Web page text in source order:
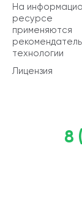
На
ресурсе
применяются
технологии
Лицензия
8